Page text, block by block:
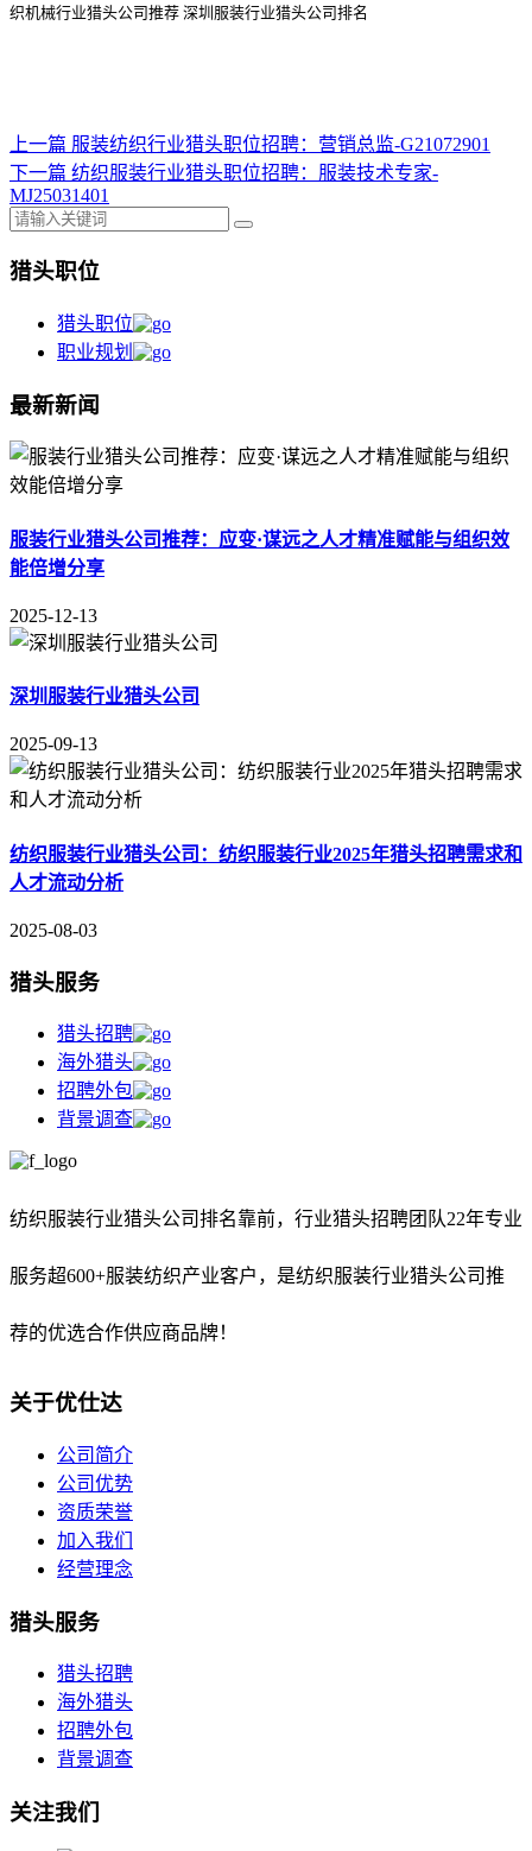
织机械行业猎头公司推荐 深圳服装行业猎头公司排名
上一篇 服装纺织行业猎头职位招聘：营销总监-G21072901
下一篇 纺织服装行业猎头职位招聘：服装技术专家-
MJ25031401
猎头职位
猎头职位
职业规划
最新新闻
服装行业猎头公司推荐：应变·谋远之人才精准赋能与组织效
能倍增分享
2025-12-13
深圳服装行业猎头公司
2025-09-13
纺织服装行业猎头公司：纺织服装行业2025年猎头招聘需求和
人才流动分析
2025-08-03
猎头服务
猎头招聘
海外猎头
招聘外包
背景调查
纺织服装行业猎头公司排名靠前， 行业猎头招聘团队22年专业
服务超600+服装纺织产业客户，是纺织服装行业猎头公司推
荐的优选合作供应商品牌！
关于优仕达
公司简介
公司优势
资质荣誉
加入我们
经营理念
猎头服务
猎头招聘
海外猎头
招聘外包
背景调查
关注我们